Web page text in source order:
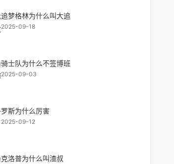
追梦格林为什么叫大追
2025-09-18
骑士队为什么不签博班
2025-09-03
罗斯为什么厉害
2025-09-12
克洛普为什么叫渣叔